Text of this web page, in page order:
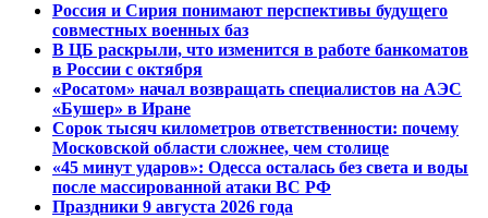
Россия и Сирия понимают перспективы будущего
совместных военных баз
В ЦБ раскрыли, что изменится в работе банкоматов
в России с октября
«Росатом» начал возвращать специалистов на АЭС
«Бушер» в Иране
Сорок тысяч километров ответственности: почему
Московской области сложнее, чем столице
«45 минут ударов»: Одесса осталась без света и воды
после массированной атаки ВС РФ
Праздники 9 августа 2026 года